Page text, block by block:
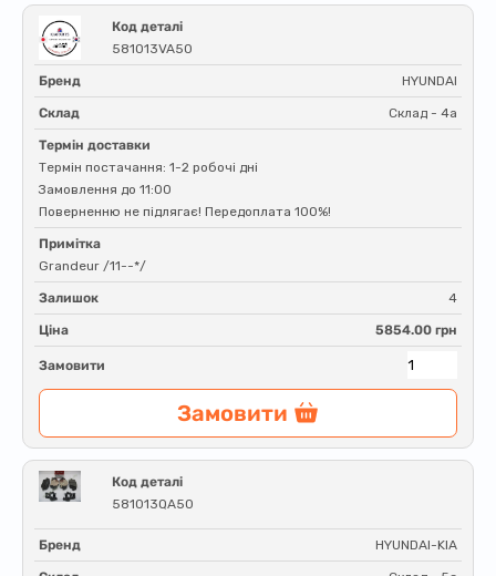
Код деталі
581013VA50
Бренд HYUNDAI
Склад Склад - 4a
Термін доставки
Термін постачання: 1-2 робочі дні
Замовлення до 11:00
Поверненню не підлягає! Передоплата 100%!
Примітка
Grandeur /11--*/
Залишок 4
Ціна 5854.00 грн
Замовити
Замовити
Код деталі
581013QA50
Бренд HYUNDAI-KIA